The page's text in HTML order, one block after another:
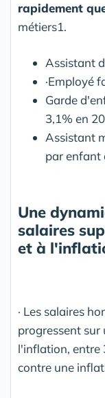
rapidement
métiers1.
Assistant
·Employé
Garde
3,1% en
Assistant
par enfant
Une
salaires
et à
· Les salaires
progressent
l'inflation, entre
contre une